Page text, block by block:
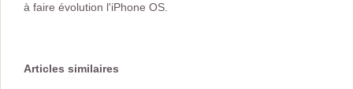
à faire évolution l'iPhone OS.
Articles similaires